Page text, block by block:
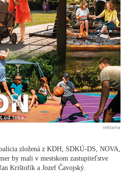
reklama
zložená z KDH, SDKÚ-DS, NOVA,
by mali v mestskom zastupiteľstve
Krištofík a Jozef Čavojský.